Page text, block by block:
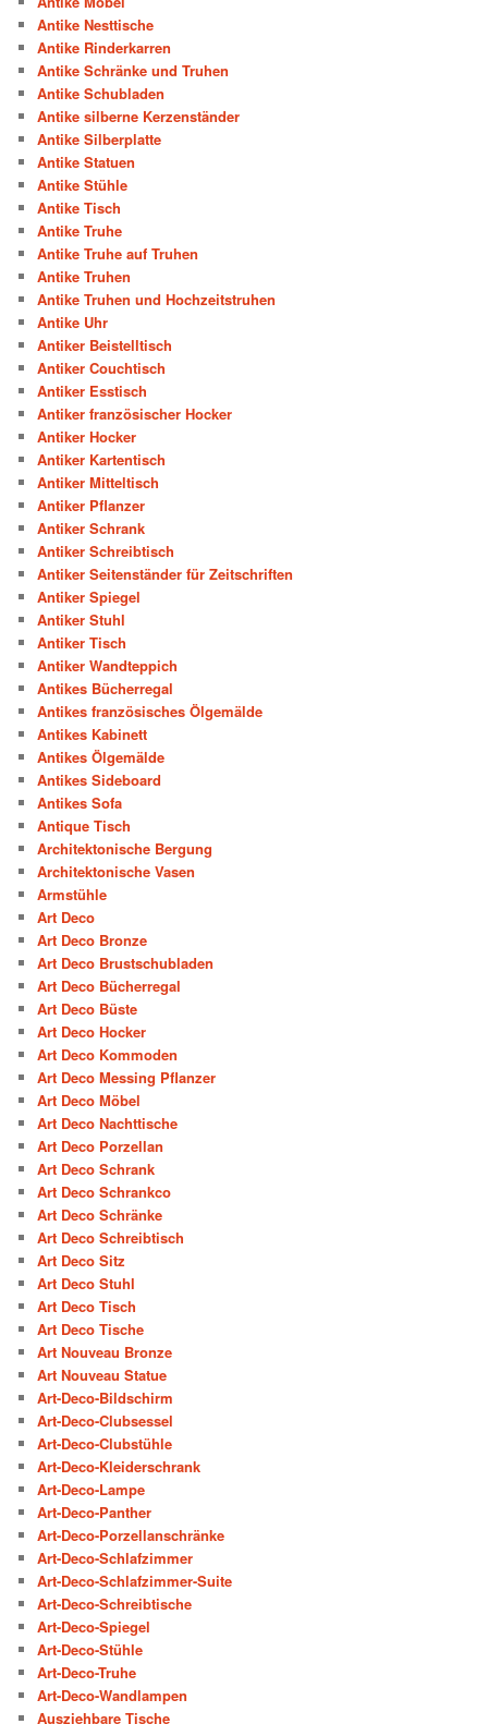
Antike Nesttische
Antike Rinderkarren
Antike Schränke und Truhen
Antike Schubladen
Antike silberne Kerzenständer
Antike Silberplatte
Antike Statuen
Antike Stühle
Antike Tisch
Antike Truhe
Antike Truhe auf Truhen
Antike Truhen
Antike Truhen und Hochzeitstruhen
Antike Uhr
Antiker Beistelltisch
Antiker Couchtisch
Antiker Esstisch
Antiker französischer Hocker
Antiker Hocker
Antiker Kartentisch
Antiker Mitteltisch
Antiker Pflanzer
Antiker Schrank
Antiker Schreibtisch
Antiker Seitenständer für Zeitschriften
Antiker Spiegel
Antiker Stuhl
Antiker Tisch
Antiker Wandteppich
Antikes Bücherregal
Antikes französisches Ölgemälde
Antikes Kabinett
Antikes Ölgemälde
Antikes Sideboard
Antikes Sofa
Antique Tisch
Architektonische Bergung
Architektonische Vasen
Armstühle
Art Deco
Art Deco Bronze
Art Deco Brustschubladen
Art Deco Bücherregal
Art Deco Büste
Art Deco Hocker
Art Deco Kommoden
Art Deco Messing Pflanzer
Art Deco Möbel
Art Deco Nachttische
Art Deco Porzellan
Art Deco Schrank
Art Deco Schrankco
Art Deco Schränke
Art Deco Schreibtisch
Art Deco Sitz
Art Deco Stuhl
Art Deco Tisch
Art Deco Tische
Art Nouveau Bronze
Art Nouveau Statue
Art-Deco-Bildschirm
Art-Deco-Clubsessel
Art-Deco-Clubstühle
Art-Deco-Kleiderschrank
Art-Deco-Lampe
Art-Deco-Panther
Art-Deco-Porzellanschränke
Art-Deco-Schlafzimmer
Art-Deco-Schlafzimmer-Suite
Art-Deco-Schreibtische
Art-Deco-Spiegel
Art-Deco-Stühle
Art-Deco-Truhe
Art-Deco-Wandlampen
Ausziehbare Tische